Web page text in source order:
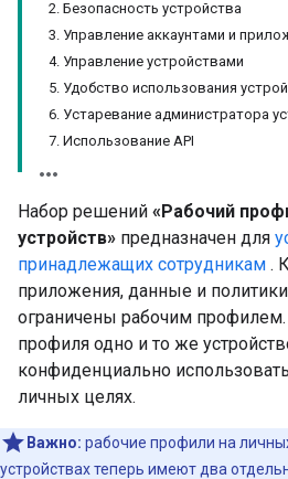
2. Безопасность устройства
3. Управление аккаунтами и
4. Управление устройствами
5. Удобство использования
6. Устаревание администратора
7. Использование API
Набор решений «Рабочий
устройств» предназначен для
принадлежащих сотрудникам .
приложения, данные и
ограничены рабочим
профиля одно и то же
конфиденциально
личных целях.
Важно: рабочие профили на
устройствах теперь имеют два